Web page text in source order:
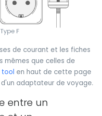
de courant et les fiches
mêmes que celles de
tool en haut de cette page
adaptateur de voyage.
entre un